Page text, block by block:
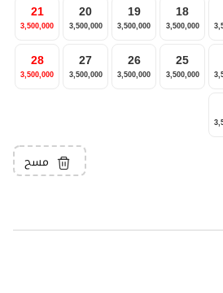
18
3,500,000
19
3,500,000
20
3,500,000
21
3,500,000
25
3,500,000
26
3,500,000
27
3,500,000
28
3,500,000
مسح